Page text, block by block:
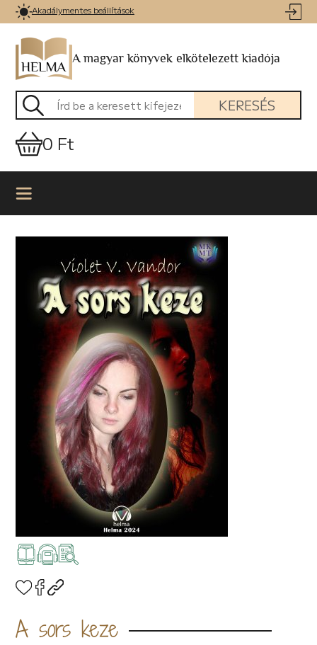
Akadálymentes beállítások
A magyar könyvek elkötelezett kiadója
KERESÉS
0 Ft
A sors keze